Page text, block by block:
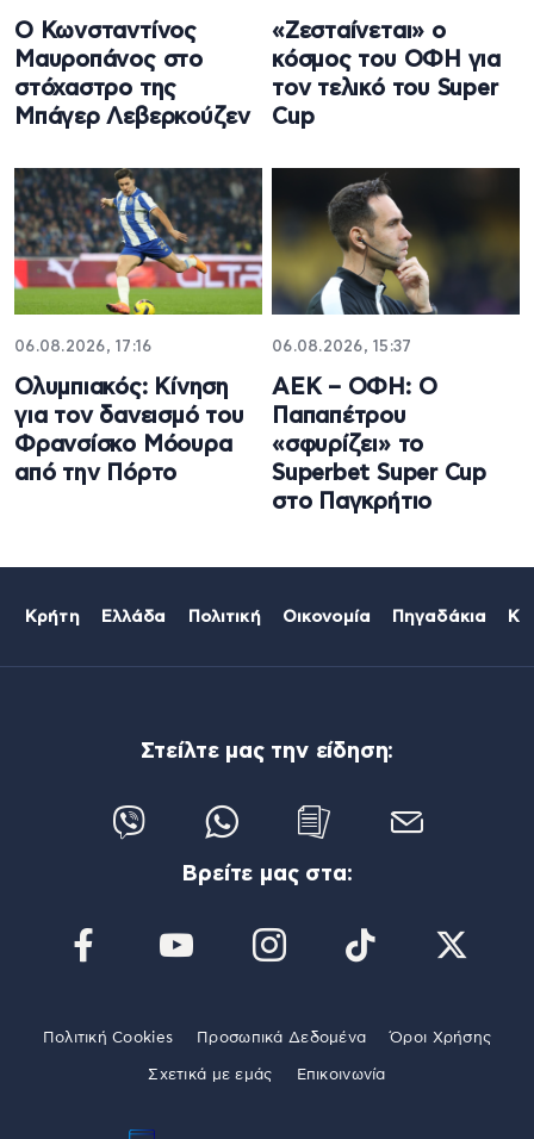
Ο Κωνσταντίνος
Μαυροπάνος στο
στόχαστρο της
Μπάγερ Λεβερκούζεν
«Ζεσταίνεται» ο
κόσμος του ΟΦΗ για
τον τελικό του Super
Cup
06.08.2026, 17:16
Ολυμπιακός: Κίνηση
για τον δανεισμό του
Φρανσίσκο Μόουρα
από την Πόρτο
06.08.2026, 15:37
ΑΕΚ – ΟΦΗ: Ο
Παπαπέτρου
«σφυρίζει» το
Superbet Super Cup
στο Παγκρήτιο
Κρήτη Ελλάδα Πολιτική Οικονομία Πηγαδάκια
Στείλτε μας την είδηση:
Βρείτε μας στα:
Πολιτική Cookies Προσωπικά Δεδομένα Όροι Χρήσης
Σχετικά με εμάς Επικοινωνία